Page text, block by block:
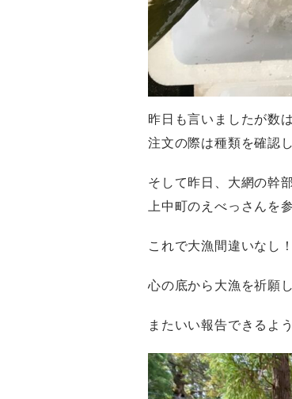
昨日も言いましたが数
注文の際は種類を確認
そして昨日、大網の幹
上中町のえべっさんを
これで大漁間違いなし
心の底から大漁を祈願
またいい報告できるよ